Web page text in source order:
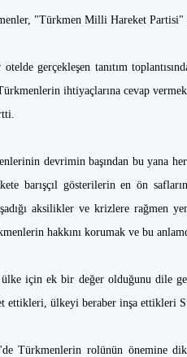
"Türkmen Milli Hareket Partisi"
gerçekleşen tanıtım
ihtiyaçlarına cevap
devrimin başından bu yana
barışçıl gösterilerin en ön
aksilikler ve krizlere rağmen
hakkını korumak ve bu
için ek bir değer olduğunu dile
ettikleri, ülkeyi beraber inşa ettikleri
Türkmenlerin rolünün önemine